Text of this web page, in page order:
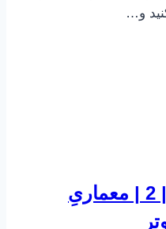
و…
پایتون برای همه | 2 | معماریِ